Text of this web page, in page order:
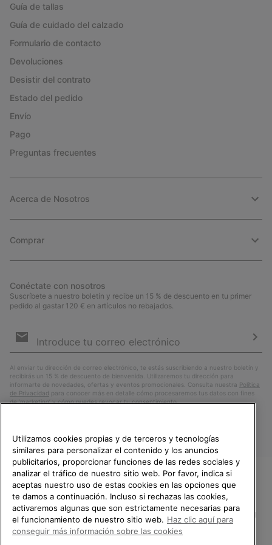
Guía de tallas
Guía de cuidado del calzado
Formulario de contacto
Devoluciones
Desistir del contrato
Estado del pedido
Envío
Pago
Preguntas frecuentes
Acerca de Nosotros
Comprar
Conéctate con nosotros
Suscríbete a nuestro boletín y recibe un 15 % de descuento en tu primer
pedido al gastar 120 € en artículos no rebajados.
de
Al enviar tu dirección de correo electrónico, te estás suscribiendo a nuestro boletín y
recibirás un 15 % de descuento de bienvenida. Utilizaremos tu dirección para
informarte de novedades, ofertas y eventos promocionales. Consulta nuestra Política
de Privacidad para conocer más en detalle cómo procesaremos tus datos con fines
de ’marketing’ y cómo puedes revocar tu consentimiento.
España
TE DAMOS LA BIENVENIDA A
SOREL.
POR FAVOR, SELECCIONA TU
PAÍS.
Utilizamos cookies propias y de terceros y tecnologías
similares para personalizar el contenido y los anuncios
publicitarios, proporcionar funciones de las redes sociales y
analizar el tráfico de nuestro sitio web. Por favor, indica si
aceptas nuestro uso de estas cookies en las opciones que
te damos a continuación. Incluso si rechazas las cookies,
activaremos algunas que son estrictamente necesarias para
el funcionamiento de nuestro sitio web. Haz clic aquí para
conseguir más información sobre las cookies